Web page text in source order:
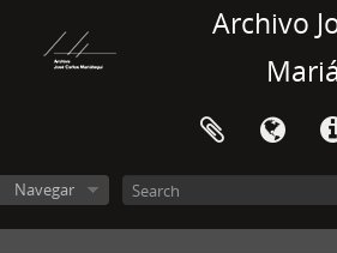
Archivo
Navegar